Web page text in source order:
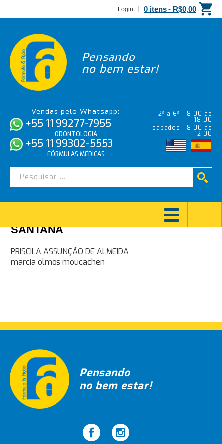
Login 0 itens - R$0,00
Pensando
no bem estar!
Vendas pelo Whatsapp:
+55 11 99277-7955
ODONTOLOGIA
+55 11 99302-5553
FÓRMULAS MÉDICAS
2ª a 6ª - 8:00 às
18:00
sábados - 8:00 às
12:00
SANTANA
Navegação
PRISCILA ASSUNÇÃO DE ALMEIDA
marcia olmos moucachen
Pensando
no bem estar!